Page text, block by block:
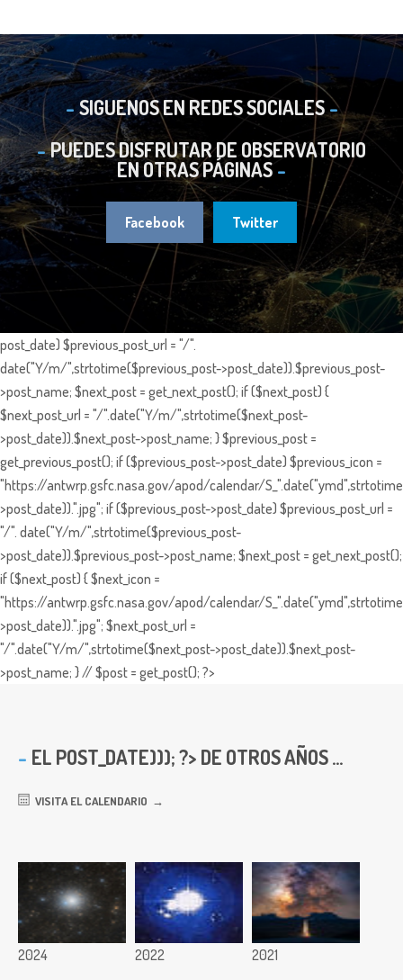
SIGUENOS EN REDES SOCIALES
PUEDES DISFRUTAR DE OBSERVATORIO
EN OTRAS PÁGINAS
Facebook Twitter
post_date) $previous_post_url = "/".
date("Y/m/",strtotime($previous_post->post_date)).$previous_post-
>post_name; $next_post = get_next_post(); if ($next_post) {
$next_post_url = "/".date("Y/m/",strtotime($next_post-
>post_date)).$next_post->post_name; } $previous_post =
get_previous_post(); if ($previous_post->post_date) $previous_icon =
"https://antwrp.gsfc.nasa.gov/apod/calendar/
>post_date)).".jpg"; if ($previous_post->post_date) $previous_post_url =
"/". date("Y/m/",strtotime($previous_post-
>post_date)).$previous_post->post_name; $next_post = get_next_post();
if ($next_post) { $next_icon =
"https://antwrp.gsfc.nasa.gov/apod/calendar/
>post_date)).".jpg"; $next_post_url =
"/".date("Y/m/",strtotime($next_post->post_date)).$next_post-
>post_name; } // $post = get_post(); ?>
EL POST_DATE))); ?> DE OTROS AÑOS ...
VISITA EL CALENDARIO
2024 2022 2021